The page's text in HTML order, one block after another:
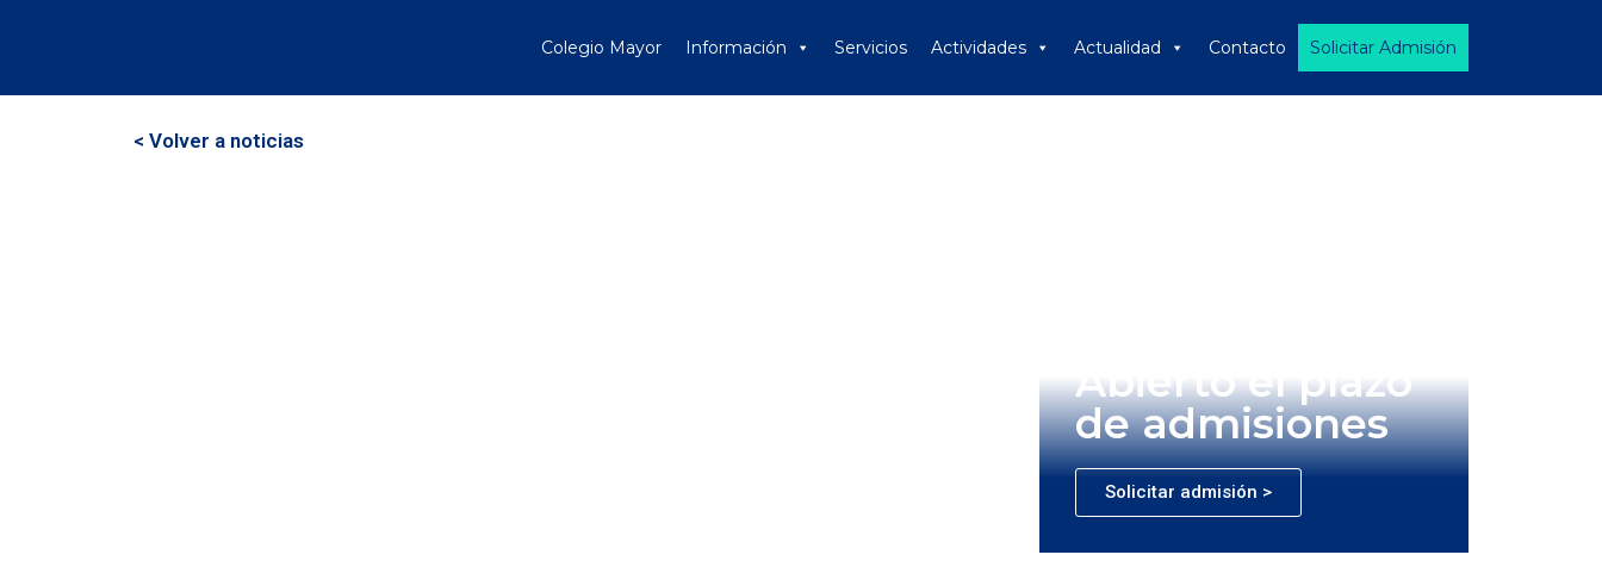
Colegio Mayor Información Servicios Actividades Actualidad Contacto Solicitar Admisión
< Volver a noticias
Abierto el plazo
de admisiones
Solicitar admisión >